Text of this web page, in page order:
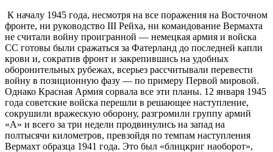
К началу 1945 года, несмотря на все поражения на Восточном
фронте, ни руководство III Рейха, ни командование Вермахта
не считали войну проигранной — немецкая армия и войска
СС готовы были сражаться за Фатерланд до последней капли
крови и, сократив фронт и закрепившись на удобных
оборонительных рубежах, всерьез рассчитывали перевести
войну в позиционную фазу — по примеру Первой мировой.
Однако Красная Армия сорвала все эти планы. 12 января 1945
года советские войска перешли в решающее наступление,
сокрушили вражескую оборону, разгромили группу армий
«А» и всего за три недели продвинулись на запад на
полтысячи километров, превзойдя по темпам наступления
Вермахт образца 1941 года. Это был «блицкриг наоборот»,